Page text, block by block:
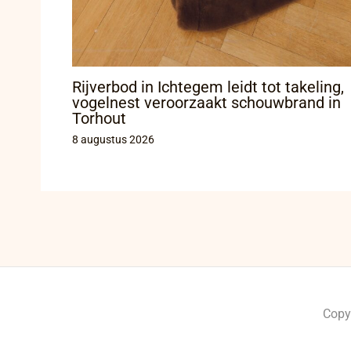
Rijverbod in Ichtegem leidt tot takeling,
vogelnest veroorzaakt schouwbrand in
Torhout
8 augustus 2026